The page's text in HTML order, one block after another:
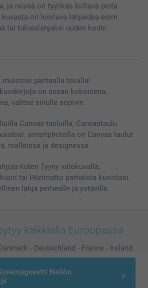
Neliön
ja niissä on tyylikäs kiiltävä pinta.
on loistava lahjaidea esim.
tai tuliaislahjaksi uuden kodin
muistosi parhaalla tavalla!
on usean kokoisena,
valitse sinulle sopivin.
Canvas-tauluilla, Canvastaulu
smartphotolla on Canvas taulut
malleissa ja designessa.
kuten Tyyny valokuvalla,
tai Hiirimatto parhaista kuvistasi.
lahja perheelle ja ystäville.
kaikkialla Euroopassa
- Deutschland - France - Ireland
- Sverige - United Kingdom